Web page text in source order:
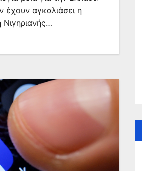
έχουν αγκαλιάσει η